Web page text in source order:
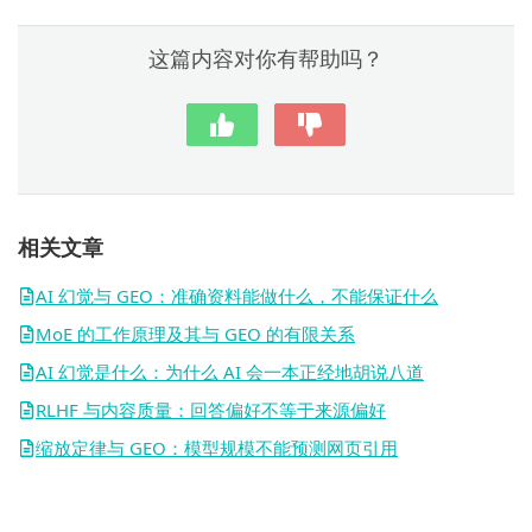
这篇内容对你有帮助吗？
相关文章
AI 幻觉与 GEO：准确资料能做什么，不能保证什么
MoE 的工作原理及其与 GEO 的有限关系
AI 幻觉是什么：为什么 AI 会一本正经地胡说八道
RLHF 与内容质量：回答偏好不等于来源偏好
缩放定律与 GEO：模型规模不能预测网页引用